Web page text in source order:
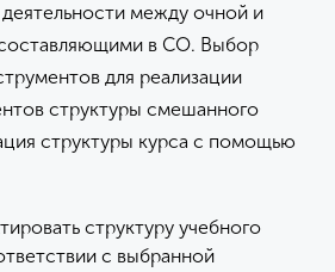
между очной и
в СО. Выбор
для реализации
структуры смешанного
структуры курса с помощью
структуру учебного
с выбранной